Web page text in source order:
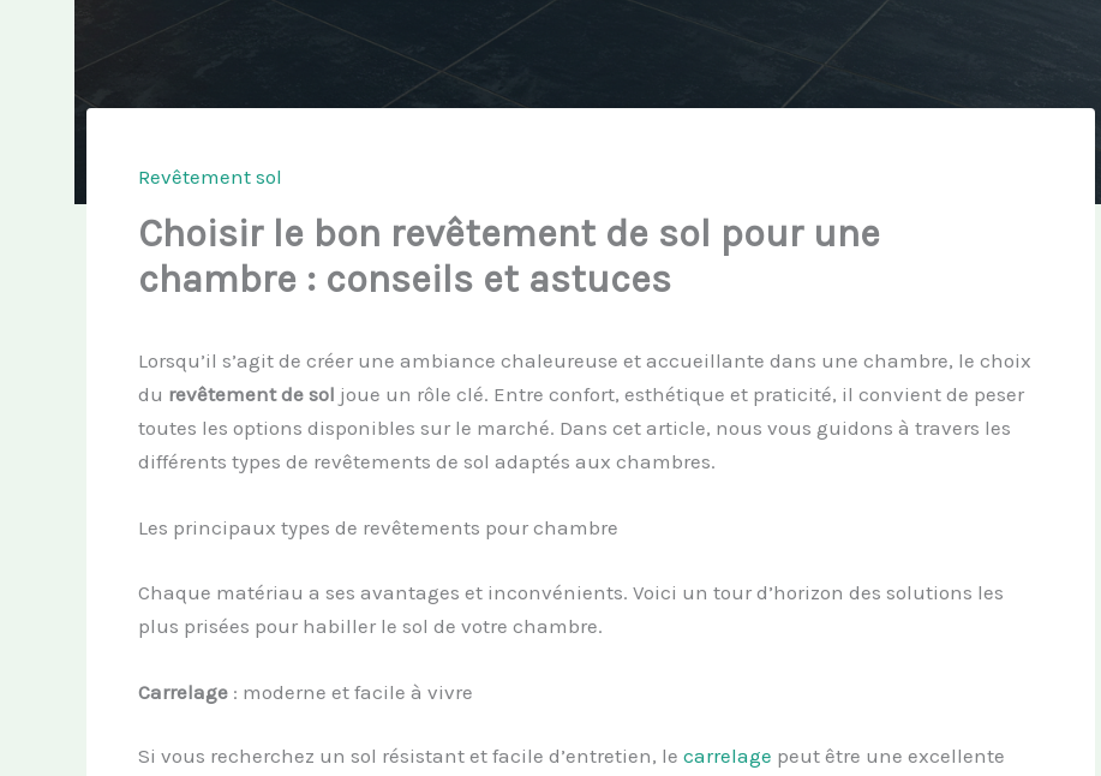
Revêtement sol
Choisir le bon revêtement de sol pour une
chambre : conseils et astuces
Lorsqu’il s’agit de créer une ambiance chaleureuse et accueillante dans une chambre, le choix
du revêtement de sol joue un rôle clé. Entre confort, esthétique et praticité, il convient de peser
toutes les options disponibles sur le marché. Dans cet article, nous vous guidons à travers les
différents types de revêtements de sol adaptés aux chambres.
Les principaux types de revêtements pour chambre
Chaque matériau a ses avantages et inconvénients. Voici un tour d’horizon des solutions les
plus prisées pour habiller le sol de votre chambre.
Carrelage: moderne et facile à vivre
Si vous recherchez un sol résistant et facile d’entretien, le carrelage peut être une excellente